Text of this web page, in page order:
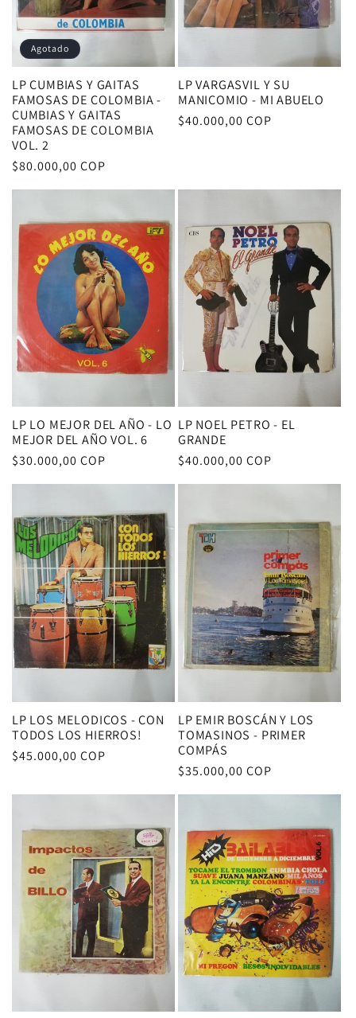
Agotado
LP CUMBIAS Y GAITAS
FAMOSAS DE COLOMBIA -
CUMBIAS Y GAITAS
FAMOSAS DE COLOMBIA
VOL. 2
Precio
$80.000,00 COP
LP VARGASVIL Y SU
MANICOMIO - MI ABUELO
Precio
$40.000,00 COP
LP LO MEJOR DEL AÑO - LO
MEJOR DEL AÑO VOL. 6
Precio
habitual
$30.000,00 COP
LP NOEL PETRO - EL
GRANDE
Precio
habitual
$40.000,00 COP
LP LOS MELODICOS - CON
TODOS LOS HIERROS!
Precio
$45.000,00 COP
LP EMIR BOSCÁN Y LOS
TOMASINOS - PRIMER
COMPÁS
Precio
$35.000,00 COP